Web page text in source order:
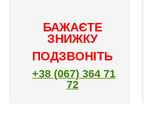
БАЖАЄТЕ
ЗНИЖКУ
ПОДЗВОНІТЬ
+38 (067) 364 71
72